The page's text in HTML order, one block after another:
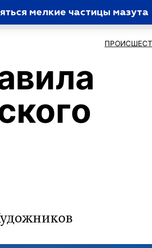
мелкие частицы мазута